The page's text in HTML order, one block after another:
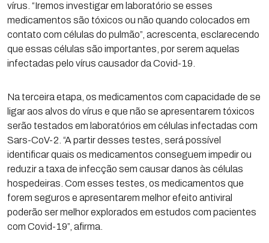
vírus. “Iremos investigar em laboratório se esses
medicamentos são tóxicos ou não quando colocados em
contato com células do pulmão”, acrescenta, esclarecendo
que essas células são importantes, por serem aquelas
infectadas pelo vírus causador da Covid-19.
Na terceira etapa, os medicamentos com capacidade de se
ligar aos alvos do vírus e que não se apresentarem tóxicos
serão testados em laboratórios em células infectadas com
Sars-CoV-2. “A partir desses testes, será possível
identificar quais os medicamentos conseguem impedir ou
reduzir a taxa de infecção sem causar danos às células
hospedeiras. Com esses testes, os medicamentos que
forem seguros e apresentarem melhor efeito antiviral
poderão ser melhor explorados em estudos com pacientes
com Covid-19”, afirma.